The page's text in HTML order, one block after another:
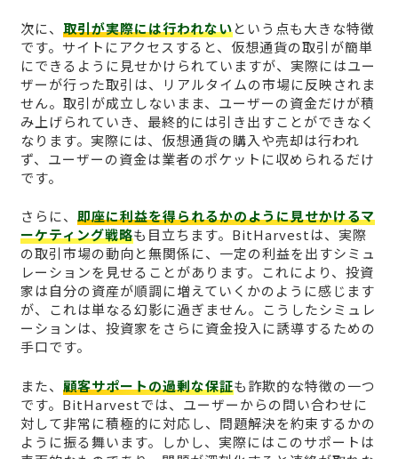
次に、 取引が実際には行われないという点も大きな特徴
です。サイトにアクセスすると、仮想通貨の取引が簡単
にできるように見せかけられていますが、実際にはユー
ザーが行った取引は、リアルタイムの市場に反映されま
せん。取引が成立しないまま、ユーザーの資金だけが積
み上げられていき、最終的には引き出すことができなく
なります。実際には、仮想通貨の購入や売却は行われ
ず、ユーザーの資金は業者のポケットに収められるだけ
です。
さらに、 即座に利益を得られるかのように見せかけるマ
ーケティング戦略も目立ちます。BitHarvestは、実際
の取引市場の動向と無関係に、一定の利益を出すシミュ
レーションを見せることがあります。これにより、投資
家は自分の資産が順調に増えていくかのように感じます
が、これは単なる幻影に過ぎません。こうしたシミュレ
ーションは、投資家をさらに資金投入に誘導するための
手口です。
また、 顧客サポートの過剰な保証も詐欺的な特徴の一つ
です。BitHarvestでは、ユーザーからの問い合わせに
対して非常に積極的に対応し、問題解決を約束するかの
ように振る舞います。しかし、実際にはこのサポートは